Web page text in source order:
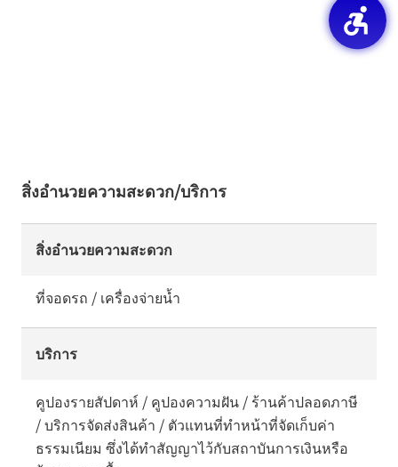
สิ่งอำนวยความสะดวก/บริการ
สิ่งอำนวยความสะดวก
ที่จอดรถ / เครื่องจ่ายน้ำ
บริการ
คูปองรายสัปดาห์ / คูปองความฝัน / ร้านค้าปลอดภาษี
/ บริการจัดส่งสินค้า / ตัวแทนที่ทำหน้าที่จัดเก็บค่า
ธรรมเนียม ซึ่งได้ทำสัญญาไว้กับสถาบันการเงินหรือ